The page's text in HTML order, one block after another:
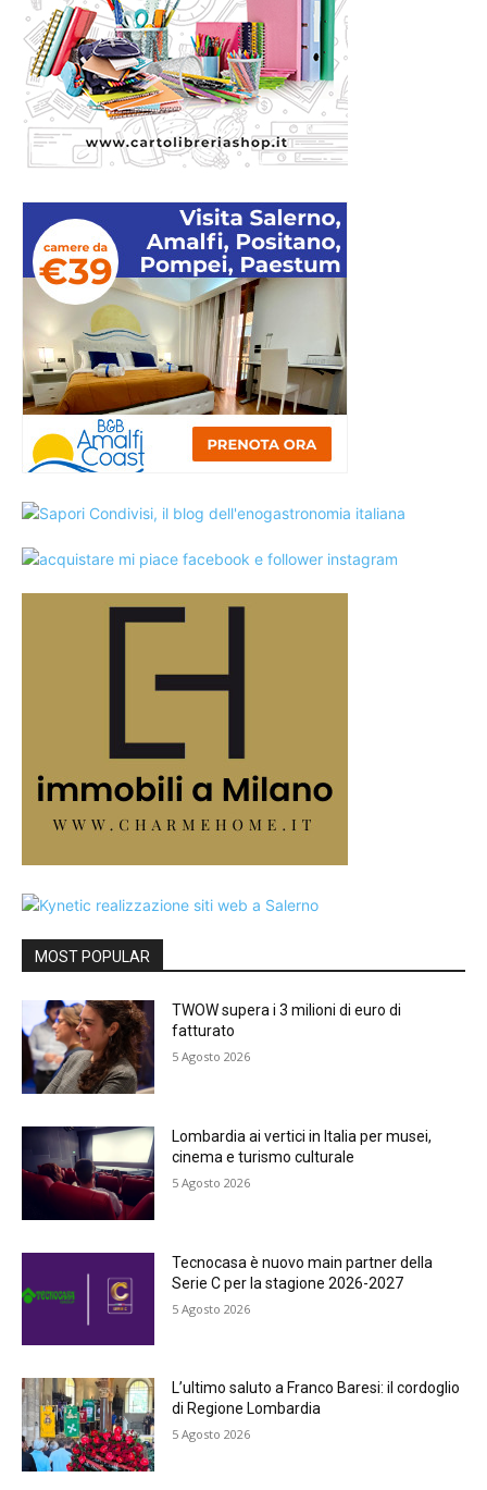
MOST POPULAR
TWOW supera i 3 milioni di euro di
fatturato
5 Agosto 2026
Lombardia ai vertici in Italia per musei,
cinema e turismo culturale
5 Agosto 2026
Tecnocasa è nuovo main partner della
Serie C per la stagione 2026-2027
5 Agosto 2026
L’ultimo saluto a Franco Baresi: il cordoglio
di Regione Lombardia
5 Agosto 2026